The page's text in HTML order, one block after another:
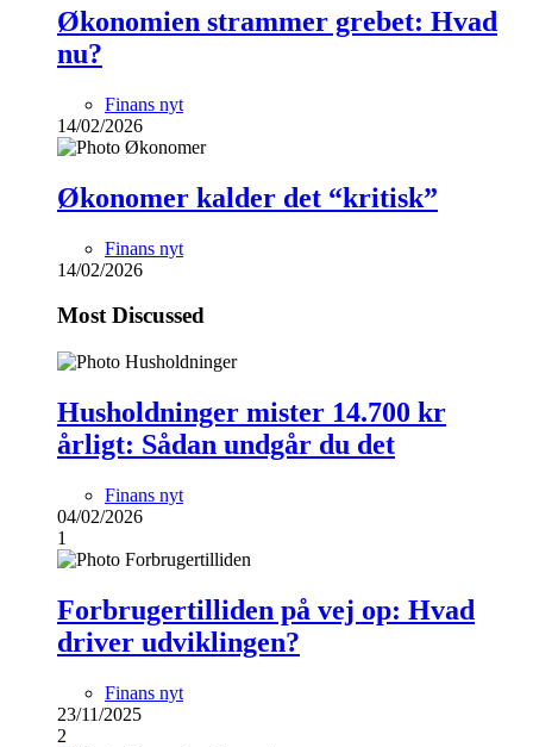
Økonomien strammer grebet: Hvad
nu?
Finans nyt
14/02/2026
Økonomer kalder det “kritisk”
Finans nyt
14/02/2026
Most Discussed
Husholdninger mister 14.700 kr
årligt: Sådan undgår du det
Finans nyt
04/02/2026
1
Forbrugertilliden på vej op: Hvad
driver udviklingen?
Finans nyt
23/11/2025
2